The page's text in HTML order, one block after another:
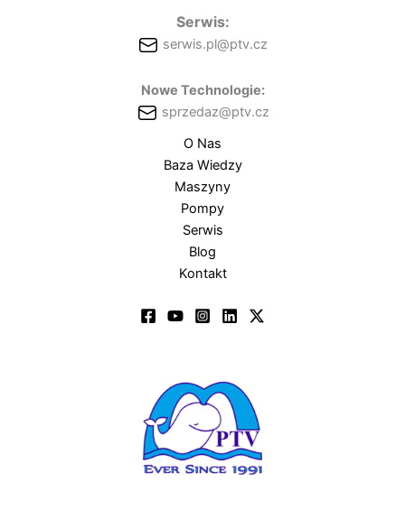
Serwis:
serwis.pl@ptv.cz
Nowe Technologie:
sprzedaz@ptv.cz
O Nas
Baza Wiedzy
Maszyny
Pompy
Serwis
Blog
Kontakt